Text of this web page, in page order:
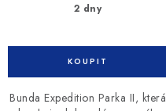
2 dny
Bunda Expedition Parka II, která